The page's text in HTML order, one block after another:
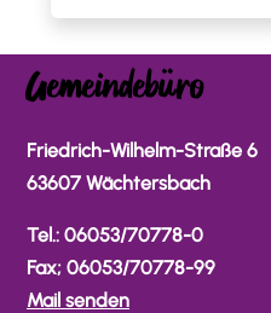
Gemeindebüro
Friedrich-Wilhelm-Straße 6
63607 Wächtersbach
Tel.: 06053/70778-0
Fax; 06053/70778-99
Mail senden